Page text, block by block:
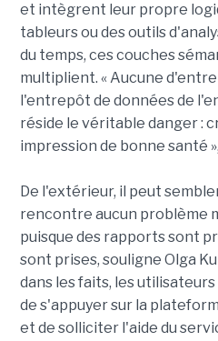
et intègrent leur propre
tableurs ou des outils
du temps, ces couches
multiplient. « Aucune
l'entrepôt de données de
réside le véritable danger :
impression de bonne santé
De l'extérieur, il peut
rencontre aucun problème
puisque des rapports sont
sont prises, souligne Olga
dans les faits, les
de s'appuyer sur la
et de solliciter l'aide du